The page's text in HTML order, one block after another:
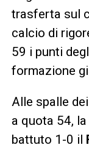
trasferta sul
calcio di
59 i punti
formazione
Alle spalle
a quota 54, la
battuto 1-0 il